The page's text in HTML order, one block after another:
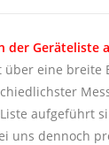
der Geräteliste
über eine breite
aufgeführt
uns dennoch